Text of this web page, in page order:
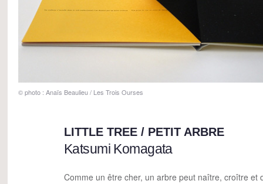
© photo : Anaïs Beaulieu / Les Trois Ourses
LITTLE TREE / PETIT ARBRE
Katsumi Komagata
Comme un être cher, un arbre peut naître, croître et